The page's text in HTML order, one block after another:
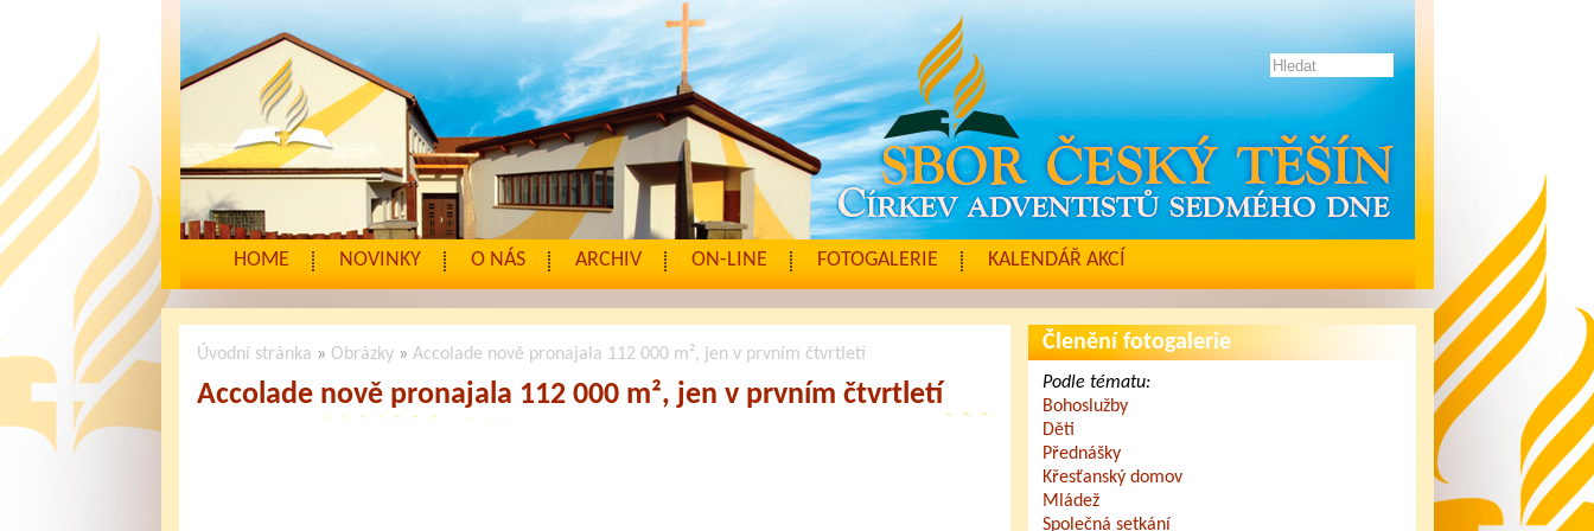
HOME NOVINKY O NÁS ARCHIV ON-LINE FOTOGALERIE KALENDÁŘ AKCÍ
Úvodní stránka » Obrázky» Accolade nově pronajala 112 000 m², jen v prvním čtvrtletí
Accolade nově pronajala 112 000 m², jen v prvním čtvrtletí
Členění fotogalerie
Podle tématu:
Bohoslužby
Děti
Přednášky
Křesťanský domov
Mládež
Společná setkání